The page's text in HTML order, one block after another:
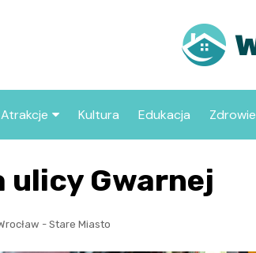
Atrakcje
we Wrocławiu
Wrocławiu?
Kultura Edukacja Zdrowie
ulicy Gwarnej
- Stare Miasto